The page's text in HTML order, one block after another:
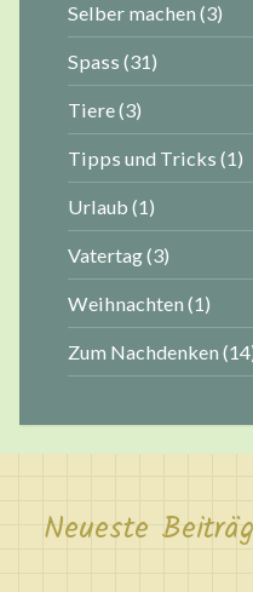
Selber machen (3)
Spass (31)
Tiere(3)
Tipps und Tricks (1)
Urlaub (1)
Vatertag(3)
Weihnachten (1)
Zum Nachdenken
Neueste